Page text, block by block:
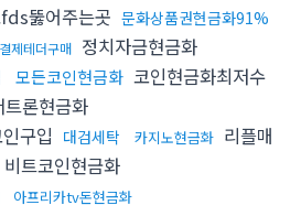
뚫어주는곳 문화상품권현금화91%
제테더구매 정치자금현금화
모든코인현금화 코인현금화최저수
트론현금화
구입 대검세탁 카지노현금화 리플매
비트코인현금화
아프리카tv돈현금화